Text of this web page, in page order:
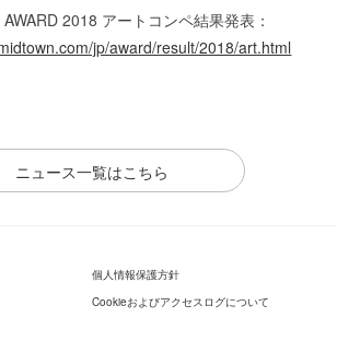
2018 アートコンペ結果発表：
jp/award/result/2018/art.html
ニュース一覧はこちら
個人情報保護方針
Cookieおよびアクセスログについて